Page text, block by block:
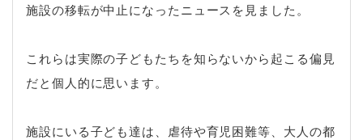
施設の移転が中止になったニュースを見ました。
これらは実際の子どもたちを知らないから起こる偏見
だと個人的に思います。
施設にいる子ども達は、虐待や育児困難等、大人の都